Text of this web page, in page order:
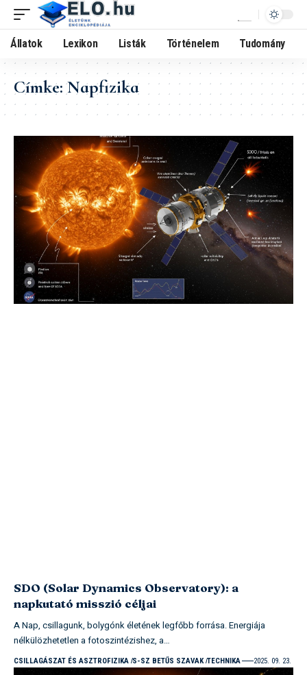
Állatok Lexikon Listák Történelem Tudomány
Címke:Napfizika
SDO (Solar Dynamics Observatory): a
napkutató misszió céljai
A Nap, csillagunk, bolygónk életének legfőbb forrása. Energiája
nélkülözhetetlen a fotoszintézishez, a…
CSILLAGÁSZAT ÉS ASZTROFIZIKA S-SZ BETŰS SZAVAK TECHNIKA 2025. 09. 23.